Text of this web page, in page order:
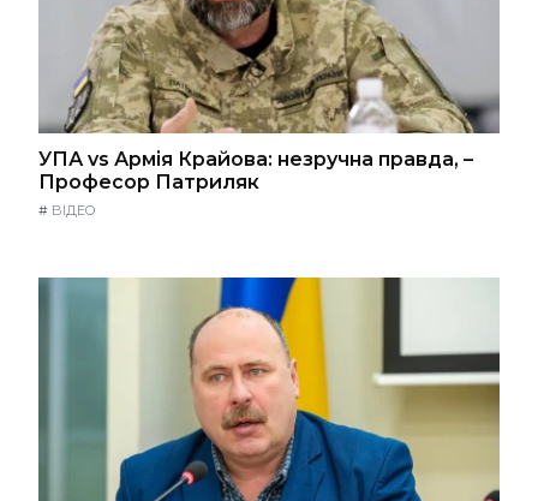
УПА vs Армія Крайова: незручна правда, –
Професор Патриляк
# ВІДЕО